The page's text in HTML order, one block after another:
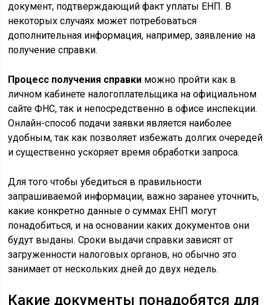
документ, подтверждающий факт уплаты ЕНП. В
некоторых случаях может потребоваться
дополнительная информация, например, заявление на
получение справки.
Процесс получения справки можно пройти как в
личном кабинете налогоплательщика на официальном
сайте ФНС, так и непосредственно в офисе инспекции.
Онлайн-способ подачи заявки является наиболее
удобным, так как позволяет избежать долгих очередей
и существенно ускоряет время обработки запроса.
Для того чтобы убедиться в правильности
запрашиваемой информации, важно заранее уточнить,
какие конкретно данные о суммах ЕНП могут
понадобиться, и на основании каких документов они
будут выданы. Сроки выдачи справки зависят от
загруженности налоговых органов, но обычно это
занимает от нескольких дней до двух недель.
Какие документы понадобятся для